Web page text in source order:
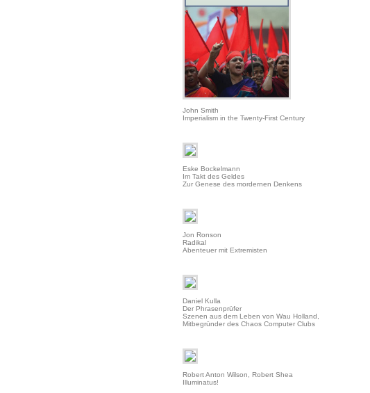
John Smith
Imperialism in the Twenty-First Century
Eske Bockelmann
Im Takt des Geldes
Zur Genese des mordernen Denkens
Jon Ronson
Radikal
Abenteuer mit Extremisten
Daniel Kulla
Der Phrasenprüfer
Szenen aus dem Leben von Wau Holland,
Mitbegründer des Chaos Computer Clubs
Robert Anton Wilson, Robert Shea
Illuminatus!